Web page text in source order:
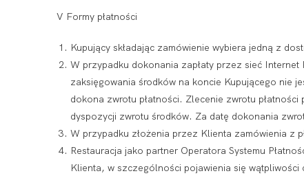
V Formy płatności
Kupujący składając zamówienie wybiera jedną z
W przypadku dokonania zapłaty przez sieć
zaksięgowania środków na koncie Kupującego nie
dokona zwrotu płatności. Zlecenie zwrotu
dyspozycji zwrotu środków. Za datę dokonania
W przypadku złożenia przez Klienta zamówienia z
Restauracja jako partner Operatora Systemu
Klienta, w szczególności pojawienia się